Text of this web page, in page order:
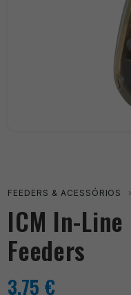
FEEDERS & ACESSÓRIOS ›
ICM In-Line
Feeders
3,75 €